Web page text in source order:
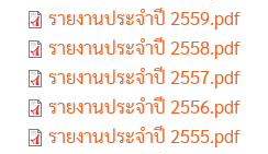
Document
รายงานประจำปี 2559.pdf
Document
รายงานประจำปี 2558.pdf
Document
รายงานประจำปี 2557.pdf
Document
รายงานประจำปี 2556.pdf
Document
รายงานประจำปี 2555.pdf